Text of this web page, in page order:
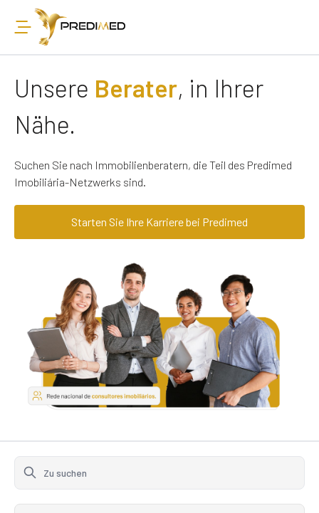
Unsere Berater, in Ihrer
Nähe.
Suchen Sie nach Immobilienberatern, die Teil des Predimed
Imobiliária-Netzwerks sind.
Starten Sie Ihre Karriere bei Predimed